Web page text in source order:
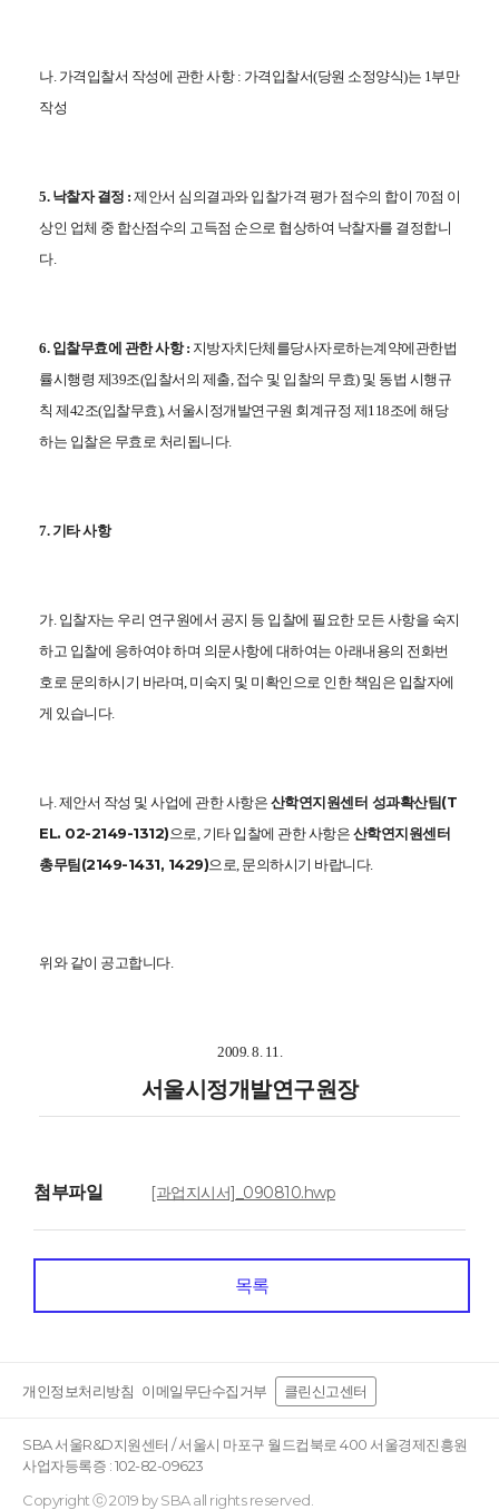
나. 가격입찰서 작성에 관한 사항 : 가격입찰서(당원 소정양식)는 1부만
작성
5. 낙찰자 결정 : 제안서 심의결과와 입찰가격 평가 점수의 합이 70점 이
상인 업체 중 합산점수의 고득점 순으로 협상하여 낙찰자를 결정합니
다.
6. 입찰무효에 관한 사항 : 지방자치단체를당사자로하는계약에관한법
률시행령 제39조(입찰서의 제출, 접수 및 입찰의 무효) 및 동법 시행규
칙 제42조(입찰무효), 서울시정개발연구원 회계규정 제118조에 해당
하는 입찰은 무효로 처리됩니다.
7. 기타 사항
가. 입찰자는 우리 연구원에서 공지 등 입찰에 필요한 모든 사항을 숙지
하고 입찰에 응하여야 하며 의문사항에 대하여는 아래내용의 전화번
호로 문의하시기 바라며, 미숙지 및 미확인으로 인한 책임은 입찰자에
게 있습니다.
나. 제안서 작성 및 사업에 관한 사항은 산학연지원센터 성과확산팀(T
EL. 02-2149-1312)으로, 기타 입찰에 관한 사항은 산학연지원센터
총무팀(2149-1431, 1429)으로, 문의하시기 바랍니다.
위와 같이 공고합니다.
2009. 8. 11.
서울시정개발연구원장
첨부파일 [과업지시서]_090810.hwp
목록
개인정보처리방침 이메일무단수집거부 클린신고센터
SBA 서울R&D지원센터 / 서울시 마포구 월드컵북로 400 서울경제진흥원
사업자등록증 : 102-82-09623
Copyright ⓒ 2019 by SBA all rights reserved.